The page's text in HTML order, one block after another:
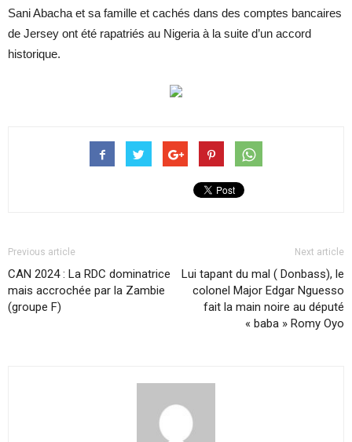
Sani Abacha et sa famille et cachés dans des comptes bancaires
de Jersey ont été rapatriés au Nigeria à la suite d’un accord
historique.
Previous article
CAN 2024 : La RDC dominatrice
mais accrochée par la Zambie
(groupe F)
Next article
Lui tapant du mal ( Donbass), le
colonel Major Edgar Nguesso
fait la main noire au député
« baba » Romy Oyo